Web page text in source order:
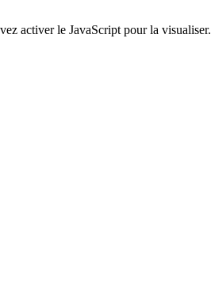
activer le JavaScript pour la visualiser.